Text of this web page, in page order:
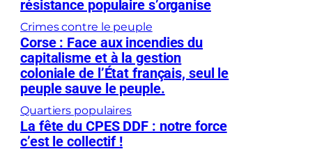
résistance populaire s’organise
Crimes contre le peuple
Corse : Face aux incendies du
capitalisme et à la gestion
coloniale de l’État français, seul le
peuple sauve le peuple.
Quartiers populaires
La fête du CPES DDF : notre force
c’est le collectif !